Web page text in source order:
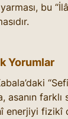
bu
Yorumlar
asanın farklı
enerjiyi fizikî